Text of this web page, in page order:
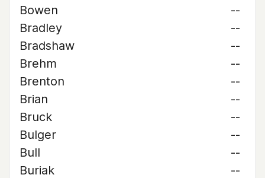
Bowen
--
Bradley
--
Bradshaw
--
Brehm
--
Brenton
--
Brian
--
Bruck
--
Bulger
--
Bull
--
Buriak
--